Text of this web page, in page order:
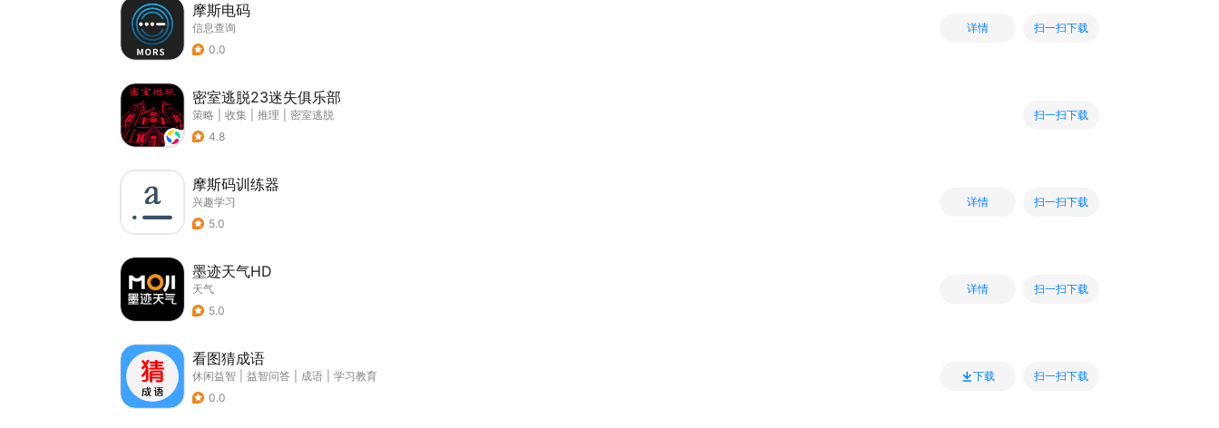
摩斯电码
信息查询
0.0
详情 扫一扫下载
密室逃脱23迷失俱乐部
策略 收集 推理
密室逃脱
4.8
扫一扫下载
摩斯码训练器
兴趣学习
5.0
详情 扫一扫下载
墨迹天气HD
天气
5.0
详情 扫一扫下载
看图猜成语
休闲益智 益智问答 成语
学习教育
0.0
下载 扫一扫下载